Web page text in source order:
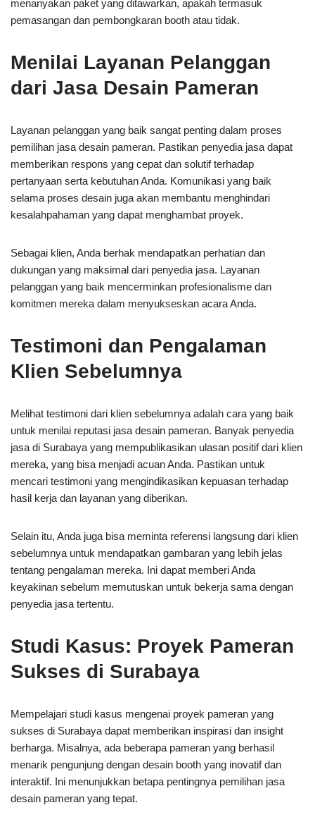
menanyakan paket yang ditawarkan, apakah termasuk
pemasangan dan pembongkaran booth atau tidak.
Menilai Layanan Pelanggan
dari Jasa Desain Pameran
Layanan pelanggan yang baik sangat penting dalam proses
pemilihan jasa desain pameran. Pastikan penyedia jasa dapat
memberikan respons yang cepat dan solutif terhadap
pertanyaan serta kebutuhan Anda. Komunikasi yang baik
selama proses desain juga akan membantu menghindari
kesalahpahaman yang dapat menghambat proyek.
Sebagai klien, Anda berhak mendapatkan perhatian dan
dukungan yang maksimal dari penyedia jasa. Layanan
pelanggan yang baik mencerminkan profesionalisme dan
komitmen mereka dalam menyukseskan acara Anda.
Testimoni dan Pengalaman
Klien Sebelumnya
Melihat testimoni dari klien sebelumnya adalah cara yang baik
untuk menilai reputasi jasa desain pameran. Banyak penyedia
jasa di Surabaya yang mempublikasikan ulasan positif dari klien
mereka, yang bisa menjadi acuan Anda. Pastikan untuk
mencari testimoni yang mengindikasikan kepuasan terhadap
hasil kerja dan layanan yang diberikan.
Selain itu, Anda juga bisa meminta referensi langsung dari klien
sebelumnya untuk mendapatkan gambaran yang lebih jelas
tentang pengalaman mereka. Ini dapat memberi Anda
keyakinan sebelum memutuskan untuk bekerja sama dengan
penyedia jasa tertentu.
Studi Kasus: Proyek Pameran
Sukses di Surabaya
Mempelajari studi kasus mengenai proyek pameran yang
sukses di Surabaya dapat memberikan inspirasi dan insight
berharga. Misalnya, ada beberapa pameran yang berhasil
menarik pengunjung dengan desain booth yang inovatif dan
interaktif. Ini menunjukkan betapa pentingnya pemilihan jasa
desain pameran yang tepat.